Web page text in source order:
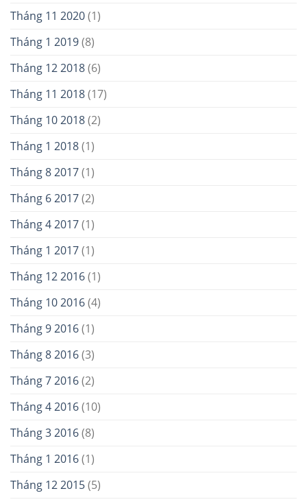
Tháng 11 2020(1)
Tháng 1 2019(8)
Tháng 12 2018(6)
Tháng 11 2018(17)
Tháng 10 2018(2)
Tháng 1 2018(1)
Tháng 8 2017(1)
Tháng 6 2017(2)
Tháng 4 2017(1)
Tháng 1 2017(1)
Tháng 12 2016(1)
Tháng 10 2016(4)
Tháng 9 2016(1)
Tháng 8 2016(3)
Tháng 7 2016(2)
Tháng 4 2016(10)
Tháng 3 2016(8)
Tháng 1 2016(1)
Tháng 12 2015(5)